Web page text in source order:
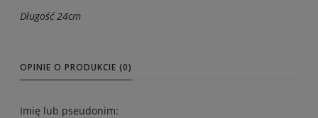
Długość 24cm
OPINIE O PRODUKCIE (0)
Imię lub pseudonim: